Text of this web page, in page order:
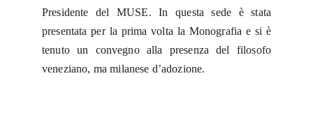
Presidente del MUSE. In questa sede è stata
presentata per la prima volta la Monografia e si è
tenuto un convegno alla presenza del filosofo
veneziano, ma milanese d’adozione.